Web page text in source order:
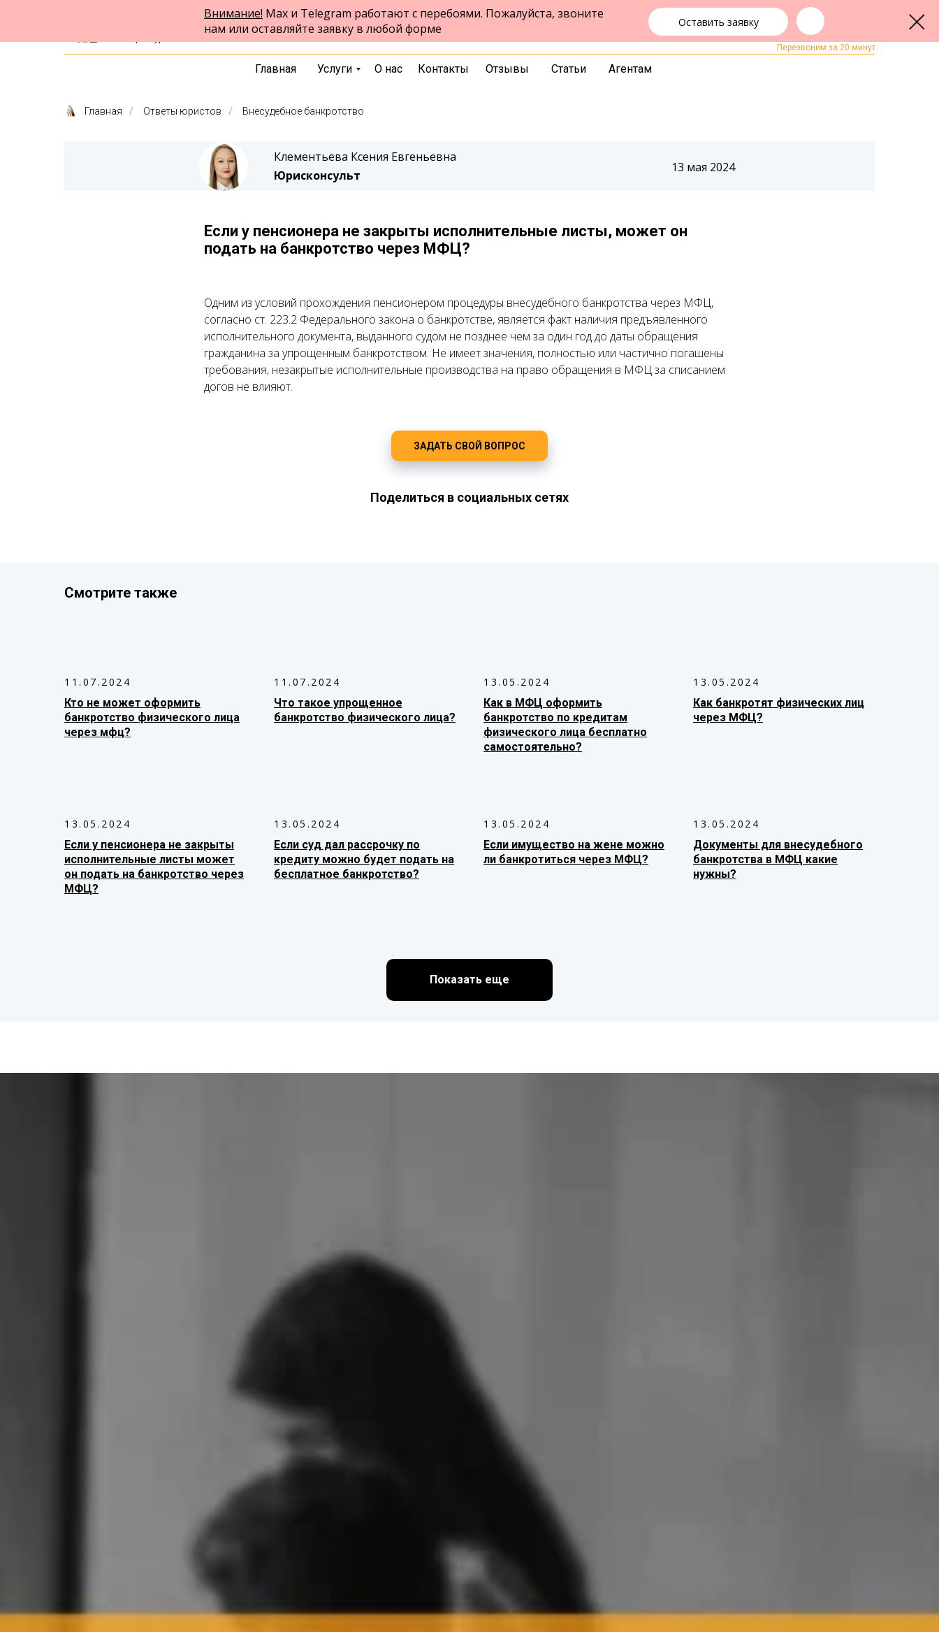
Внимание! Max и Telegram работают с перебоями. Пожалуйста, звоните
нам или оставляйте заявку в любой форме
Оставить заявку ЗАКАЗАТЬ ЗВОНОК
Перезвоним за 20 минут
Главная Услуги О нас Контакты Отзывы Статьи Агентам
ул.Чернышевского, стр. 7, 10 этаж,
офис 1026
ФПК Альтернатива
Екатеринбург
выбрать город
+7 (343) 363-91-89
Главная / Ответы юристов / Внесудебное банкротство
13 мая 2024
Клементьева Ксения Евгеньевна
Юрисконсульт
Если у пенсионера не закрыты исполнительные листы, может он
подать на банкротство через МФЦ?
Одним из условий прохождения пенсионером процедуры внесудебного банкротства через МФЦ,
согласно ст. 223.2 Федерального закона о банкротстве, является факт наличия предъявленного
исполнительного документа, выданного судом не позднее чем за один год до даты обращения
гражданина за упрощенным банкротством. Не имеет значения, полностью или частично погашены
требования, незакрытые исполнительные производства на право обращения в МФЦ за списанием
догов не влияют.
ЗАДАТЬ СВОЙ ВОПРОС
Поделиться в социальных сетях
Смотрите также
11.07.2024
Кто не может оформить
банкротство физического лица
через мфц?
11.07.2024
Что такое упрощенное
банкротство физического лица?
13.05.2024
Как в МФЦ оформить
банкротство по кредитам
физического лица бесплатно
самостоятельно?
13.05.2024
Как банкротят физических лиц
через МФЦ?
13.05.2024
Если у пенсионера не закрыты
исполнительные листы может
он подать на банкротство через
МФЦ?
13.05.2024
Если суд дал рассрочку по
кредиту можно будет подать на
бесплатное банкротство?
13.05.2024
Если имущество на жене можно
ли банкротиться через МФЦ?
13.05.2024
Документы для внесудебного
банкротства в МФЦ какие
нужны?
Показать еще